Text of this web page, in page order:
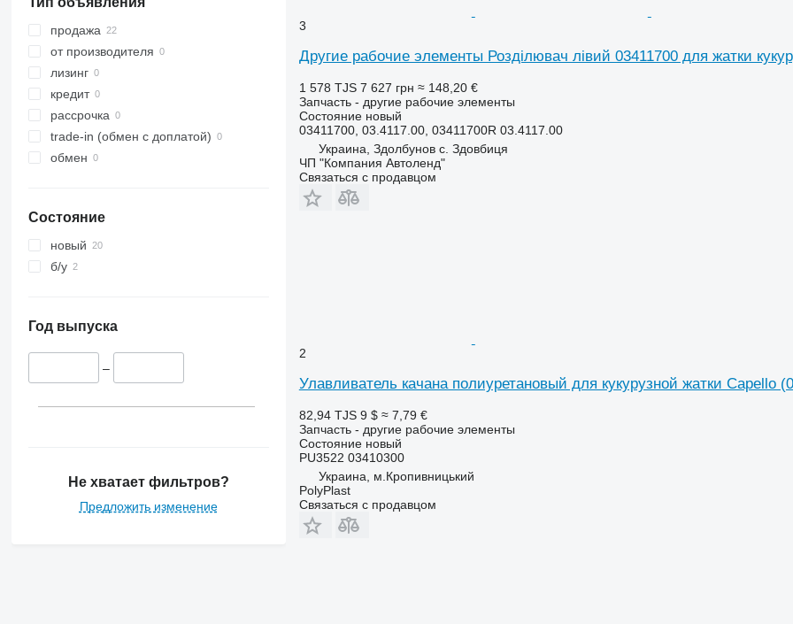
продажа
от производителя
лизинг
кредит
рассрочка
trade-in (обмен с доплатой)
обмен
Состояние
новый
б/у
Год выпуска
–
Не хватает фильтров?
Предложить изменение
3
Другие рабочие элементы Розділювач лівий 03411700 для жатки
1 578 TJS 7 627 грн ≈ 148,20 €
Запчасть - другие рабочие элементы
Состояниеновый
03411700, 03.4117.00, 03411700R 03.4117.00
Украина, Здолбунов с. Здовбиця
ЧП "Компания Автоленд"
Связаться с продавцом
2
Улавливатель качана полиуретановый для кукурузной жатки Сapello
82,94 TJS 9 $ ≈ 7,79 €
Запчасть - другие рабочие элементы
Состояниеновый
PU3522 03410300
Украина, м.Кропивницький
PolyPlast
Связаться с продавцом